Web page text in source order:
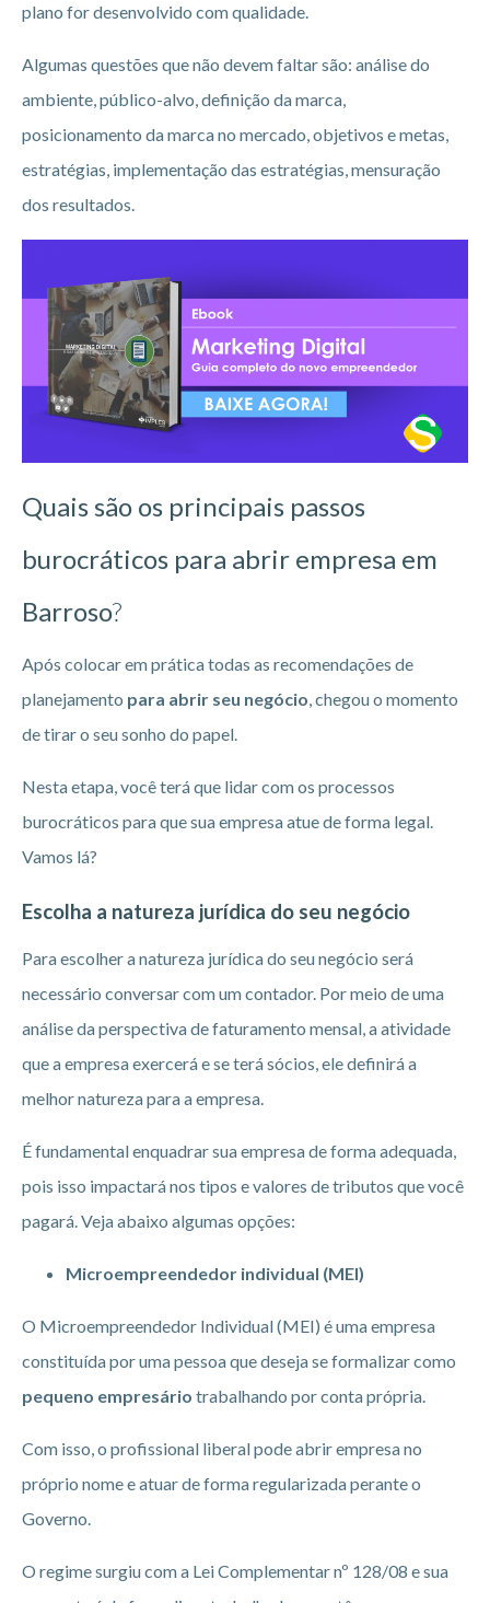
plano for desenvolvido com qualidade.
Algumas questões que não devem faltar são: análise do
ambiente, público-alvo, definição da marca,
posicionamento da marca no mercado, objetivos e metas,
estratégias, implementação das estratégias, mensuração
dos resultados.
Quais são os principais passos
burocráticos para abrir empresa em
Barroso?
Após colocar em prática todas as recomendações de
planejamento para abrir seu negócio, chegou o momento
de tirar o seu sonho do papel.
Nesta etapa, você terá que lidar com os processos
burocráticos para que sua empresa atue de forma legal.
Vamos lá?
Escolha a natureza jurídica do seu negócio
Para escolher a natureza jurídica do seu negócio será
necessário conversar com um contador. Por meio de uma
análise da perspectiva de faturamento mensal, a atividade
que a empresa exercerá e se terá sócios, ele definirá a
melhor natureza para a empresa.
É fundamental enquadrar sua empresa de forma adequada,
pois isso impactará nos tipos e valores de tributos que você
pagará. Veja abaixo algumas opções:
Microempreendedor individual (MEI)
O Microempreendedor Individual (MEI) é uma empresa
constituída por uma pessoa que deseja se formalizar como
pequeno empresário trabalhando por conta própria.
Com isso, o profissional liberal pode abrir empresa no
próprio nome e atuar de forma regularizada perante o
Governo.
O regime surgiu com a Lei Complementar nº 128/08 e sua